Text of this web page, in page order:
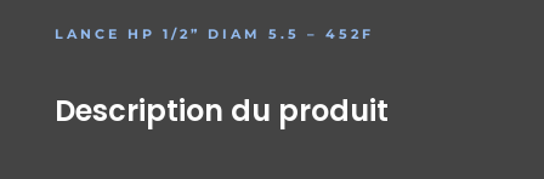
LANCE HP 1/2” DIAM 5.5 – 452F
Description du produit